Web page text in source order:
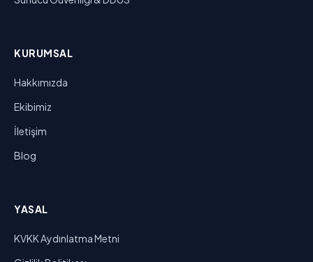
KURUMSAL
Hakkımızda
Ekibimiz
İletişim
Blog
YASAL
KVKK Aydınlatma Metni